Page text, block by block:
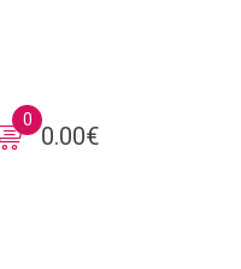
0.00€
0